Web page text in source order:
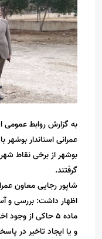
به گزارش روابط عمومی
عمرانی استاندار
بوشهر از برخی نقاط
گرفتند.
شاپور رجایی معاون
اظهار داشت: بررسی و
ماده ۵ حاکی از
و یا ایجاد تاخیر در